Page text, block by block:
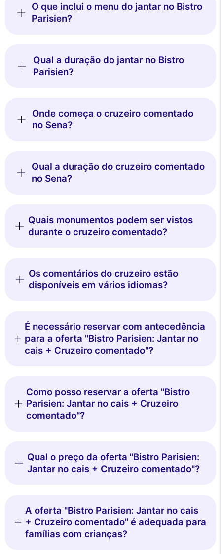
Este site utiliza
cookies
de navegação, medir a nossa audiência e personalizar os anúncios
publicitários que lhe são apresentados. Pode aceitar, rejeitar ou gerir
as suas preferências a qualquer momento.
O que inclui o menu do jantar no Bistro
Parisien?
Qual a duração do jantar no Bistro
Parisien?
Onde começa o cruzeiro comentado
no Sena?
Qual a duração do cruzeiro comentado
no Sena?
Quais monumentos podem ser vistos
durante o cruzeiro comentado?
Os comentários do cruzeiro estão
disponíveis em vários idiomas?
É necessário reservar com antecedência
para a oferta "Bistro Parisien: Jantar no
cais + Cruzeiro comentado"?
Como posso reservar a oferta "Bistro
Parisien: Jantar no cais + Cruzeiro
comentado"?
Qual o preço da oferta "Bistro Parisien:
Jantar no cais + Cruzeiro comentado"?
A oferta "Bistro Parisien: Jantar no cais
+ Cruzeiro comentado" é adequada para
famílias com crianças?